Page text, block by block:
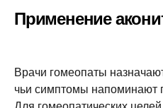
Применение
Врачи гомеопаты
чьи симптомы напоминают